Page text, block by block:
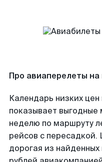
Про авиаперелеты
Календарь низких
показывает
неделю по маршруту
рейсов с пересадкой.
дорогая из